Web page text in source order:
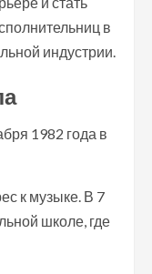
в
индустрии.
1982 года в
к музыке. В 7
школе, где